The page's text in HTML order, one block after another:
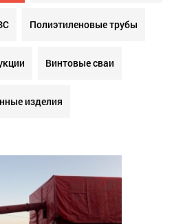
Полиэтиленовые трубы
Винтовые сваи
изделия